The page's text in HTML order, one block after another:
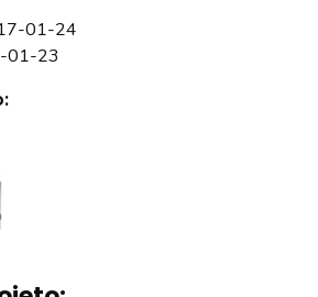
01-24
01-23